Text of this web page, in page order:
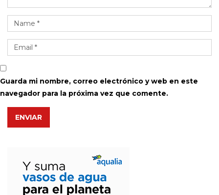
Guarda mi nombre, correo electrónico y web en este
navegador para la próxima vez que comente.
ENVIAR